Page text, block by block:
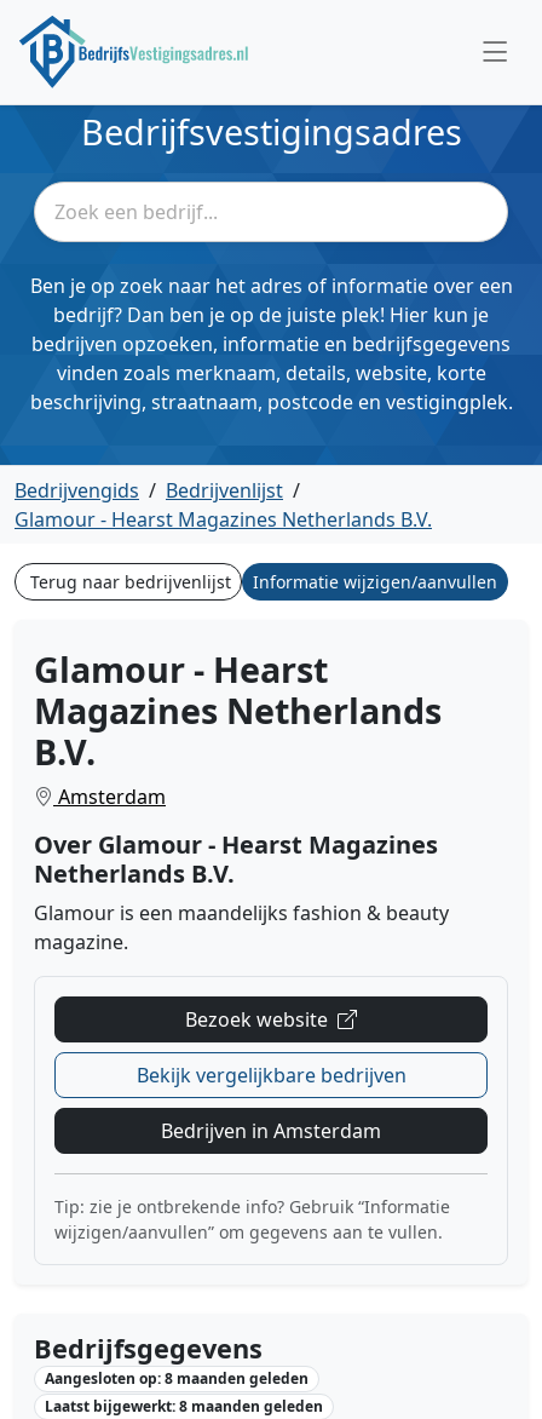
Bedrijfsvestigingsadres
Ben je op zoek naar het adres of informatie over een
bedrijf? Dan ben je op de juiste plek! Hier kun je
bedrijven opzoeken, informatie en bedrijfsgegevens
vinden zoals merknaam, details, website, korte
beschrijving, straatnaam, postcode en vestigingplek.
Bedrijvengids / Bedrijvenlijst /
Glamour - Hearst Magazines Netherlands B.V.
Terug naar bedrijvenlijst Informatie wijzigen/aanvullen
Glamour - Hearst
Magazines Netherlands
B.V.
Amsterdam
Over Glamour - Hearst Magazines
Netherlands B.V.
Glamour is een maandelijks fashion & beauty
magazine.
Bezoek website
Bekijk vergelijkbare bedrijven
Bedrijven in Amsterdam
Tip: zie je ontbrekende info? Gebruik “Informatie
wijzigen/aanvullen” om gegevens aan te vullen.
Bedrijfsgegevens
Aangesloten op: 8 maanden geleden
Laatst bijgewerkt: 8 maanden geleden